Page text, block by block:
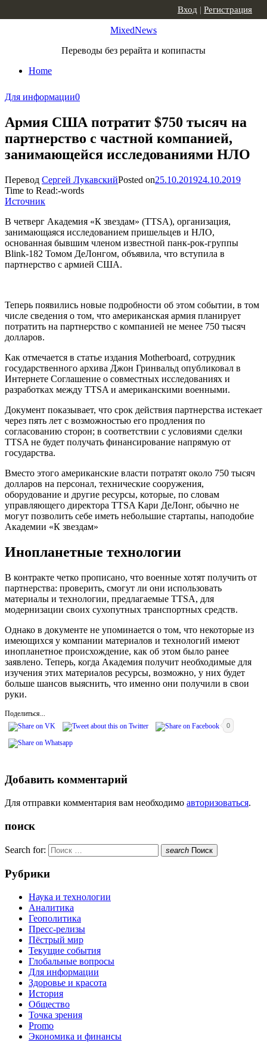
MixedNews
Переводы без рерайта и копипасты
Home
Вход | Регистрация
Для информации0
Армия США потратит $750 тысяч на
партнерство с частной компанией,
занимающейся исследованиями НЛО
Перевод Сергей ЛукавскийPosted on25.10.201924.10.2019
Time to Read:-words
Источник
В четверг Академия «К звездам» (TTSA), организация,
занимающаяся исследованием пришельцев и НЛО,
основанная бывшим членом известной панк-рок-группы
Blink-182 Томом ДеЛонгом, объявила, что вступила в
партнерство с армией США.
Теперь появились новые подробности об этом событии, в том
числе сведения о том, что американская армия планирует
потратить на партнерство с компанией не менее 750 тысяч
долларов.
Как отмечается в статье издания Motherboard, сотрудник
государственного архива Джон Гринвальд опубликовал в
Интернете Соглашение о совместных исследованиях и
разработках между TTSA и американскими военными.
Документ показывает, что срок действия партнерства истекает
через пять лет с возможностью его продления по
согласованию сторон; в соответствии с условиями сделки
TTSA не будет получать финансирование напрямую от
государства.
Вместо этого американские власти потратят около 750 тысяч
долларов на персонал, технические сооружения,
оборудование и другие ресурсы, которые, по словам
управляющего директора TTSA Кари ДеЛонг, обычно не
могут позволить себе иметь небольшие стартапы, наподобие
Академии «К звездам»
Инопланетные технологии
В контракте четко прописано, что военные хотят получить от
партнерства: проверить, смогут ли они использовать
материалы и технологии, предлагаемые TTSA, для
модернизации своих сухопутных транспортных средств.
Однако в документе не упоминается о том, что некоторые из
имеющихся у компании материалов и технологий имеют
инопланетное происхождение, как об этом было ранее
заявлено. Теперь, когда Академия получит необходимые для
изучения этих материалов ресурсы, возможно, у них будет
больше шансов выяснить, что именно они получили в свои
руки.
Поделиться...
0
Добавить комментарий
Для отправки комментария вам необходимо авторизоваться.
поиск
Search for: search Поиск
Рубрики
Наука и технологии
Аналитика
Геополитика
Пресс-релизы
Пёстрый мир
Текущие события
Глобальные вопросы
Для информации
Здоровье и красота
История
Общество
Точка зрения
Promo
Экономика и финансы